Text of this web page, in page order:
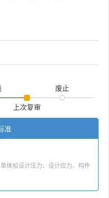
上次复审
废止
准
体船设计压力、设计应力、构件